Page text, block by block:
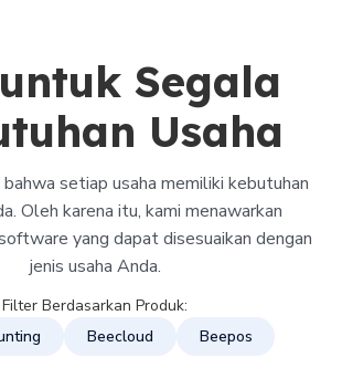
Segala
Usaha
setiap usaha memiliki kebutuhan
Oleh karena itu, kami menawarkan
yang dapat disesuaikan dengan
jenis usaha Anda.
Filter Berdasarkan Produk:
Beecloud Beepos